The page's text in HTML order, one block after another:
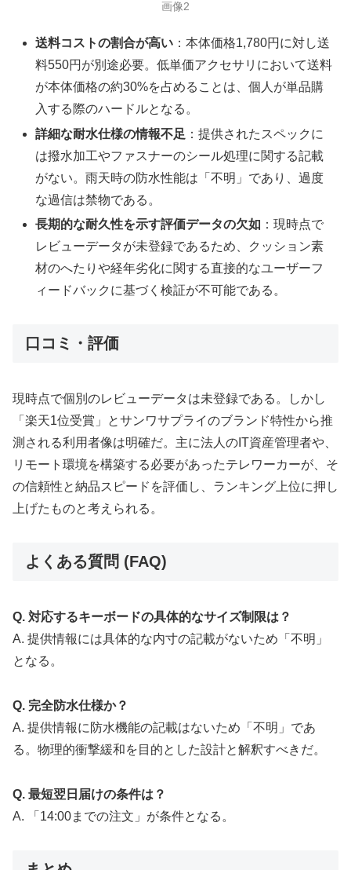
画像2
送料コストの割合が高い ：本体価格1,780円に対し送
料550円が別途必要。低単価アクセサリにおいて送料
が本体価格の約30%を占めることは、個人が単品購
入する際のハードルとなる。
詳細な耐水仕様の情報不足 ：提供されたスペックに
は撥水加工やファスナーのシール処理に関する記載
がない。雨天時の防水性能は「不明」であり、過度
な過信は禁物である。
長期的な耐久性を示す評価データの欠如 ：現時点で
レビューデータが未登録であるため、クッション素
材のへたりや経年劣化に関する直接的なユーザーフ
ィードバックに基づく検証が不可能である。
口コミ・評価
現時点で個別のレビューデータは未登録である。しかし
「楽天1位受賞」とサンワサプライのブランド特性から推
測される利用者像は明確だ。主に法人のIT資産管理者や、
リモート環境を構築する必要があったテレワーカーが、そ
の信頼性と納品スピードを評価し、ランキング上位に押し
上げたものと考えられる。
よくある質問 (FAQ)
Q. 対応するキーボードの具体的なサイズ制限は？
A. 提供情報には具体的な内寸の記載がないため「不明」
となる。
Q. 完全防水仕様か？
A. 提供情報に防水機能の記載はないため「不明」であ
る。物理的衝撃緩和を目的とした設計と解釈すべきだ。
Q. 最短翌日届けの条件は？
A. 「14:00までの注文」が条件となる。